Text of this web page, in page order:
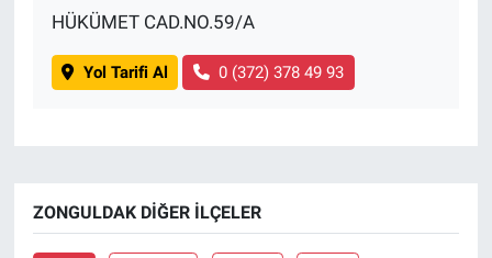
HÜKÜMET CAD.NO.59/A
Yol Tarifi Al 0 (372) 378 49 93
ZONGULDAK DIĞER İLÇELER